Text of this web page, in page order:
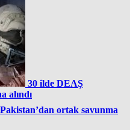
30 ilde DEAŞ
alındı
ortak savunma